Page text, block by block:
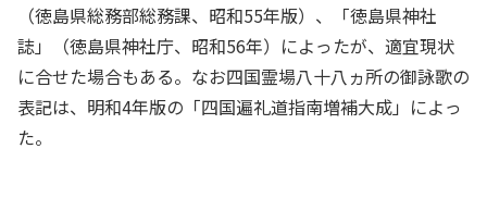
（徳島県総務部総務課、昭和55年版）、「徳島県神社
誌」（徳島県神社庁、昭和56年）によったが、適宜現状
に合せた場合もある。なお四国霊場八十八ヵ所の御詠歌の
表記は、明和4年版の「四国遍礼道指南増補大成」によっ
た。